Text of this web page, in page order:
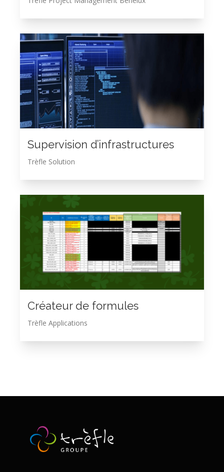
Supervision d’infrastructures
Trèfle Solution
Créateur de formules
Trèfle Applications